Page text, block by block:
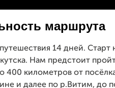
маршрута
14 дней. Старт
Нам предстоит
400 километров от
и далее по р.Витим, до